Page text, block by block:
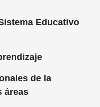
Educativo
de la
áreas